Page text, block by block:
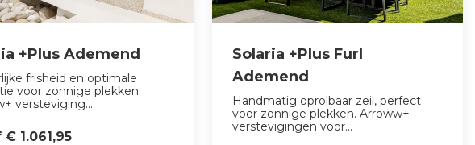
+Plus Ademend
frisheid en optimale
voor zonnige plekken.
versteviging...
€ 1.061,95
Solaria +Plus Furl
Ademend
Handmatig oprolbaar zeil, perfect
voor zonnige plekken. Arroww+
verstevigingen voor...